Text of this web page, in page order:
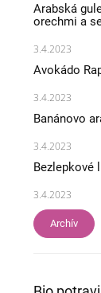
Arabská
orechmi a
3.4.2023
Avokádo
3.4.2023
Banánovo
3.4.2023
Bezlepkové
3.4.2023
Archív